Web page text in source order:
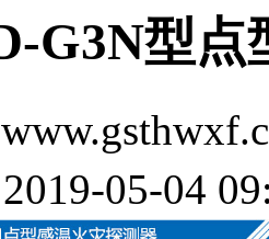
G3N型点
05-04